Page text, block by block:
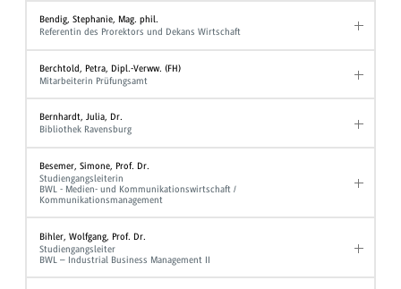
Bendig, Stephanie, Mag. phil.
Referentin des Prorektors und Dekans Wirtschaft
Berchtold, Petra, Dipl.-Verww. (FH)
Mitarbeiterin Prüfungsamt
Bernhardt, Julia, Dr.
Bibliothek Ravensburg
Besemer, Simone, Prof. Dr.
Studiengangsleiterin
BWL - Medien- und Kommunikationswirtschaft /
Kommunikationsmanagement
Bihler, Wolfgang, Prof. Dr.
Studiengangsleiter
BWL – Industrial Business Management II